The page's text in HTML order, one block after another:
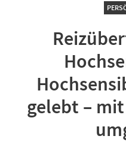
gelebt –